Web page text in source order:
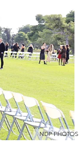
NDP PHOTOS